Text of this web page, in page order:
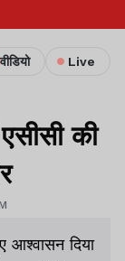
वीडियो Live
की
आश्वासन दिया